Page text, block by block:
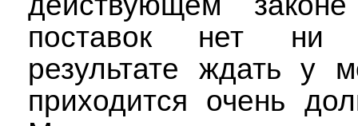
поставок нет
результате ждать у
приходится очень